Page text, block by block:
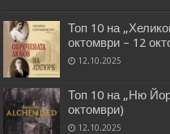
Топ 10 на
октомври – 12
12.10.2025
Топ 10 на „Ню
октомври)
12.10.2025